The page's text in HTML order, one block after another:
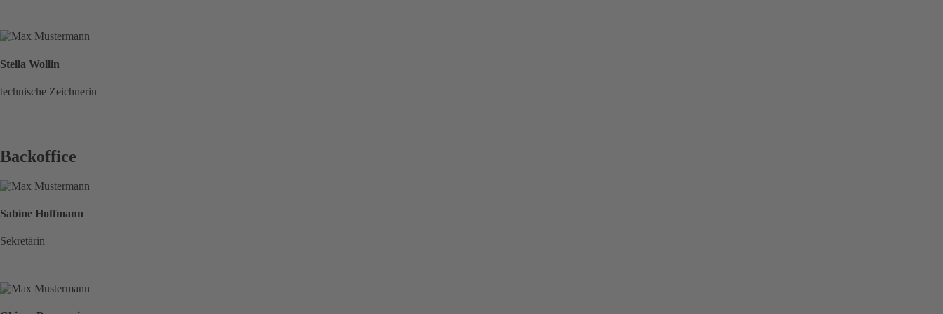
Stella Wollin
technische Zeichnerin
Backoffice
Sabine Hoffmann
Sekretärin